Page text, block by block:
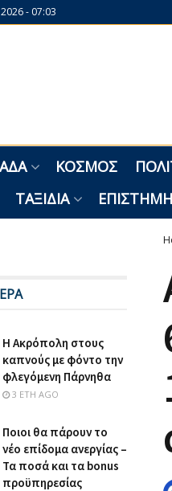
- 07:03
ΚΌΣΜΟΣ
ΤΑΞΊΔΙΑ ΕΠΙΣΤΉΜΗ
Η Ακρόπολη στους
καπνούς με φόντο την
φλεγόμενη Πάρνηθα
3 ΈΤΗ AGO
Ποιοι θα πάρουν το
νέο επίδομα ανεργίας –
Τα ποσά και τα bonus
προϋπηρεσίας